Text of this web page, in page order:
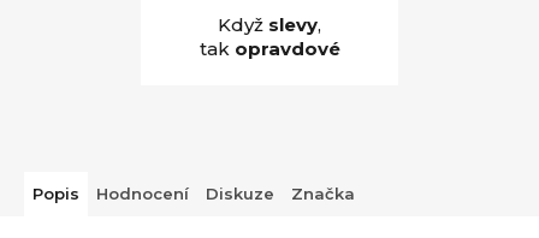
Když slevy,
tak opravdové
Popis Hodnocení Diskuze Značka